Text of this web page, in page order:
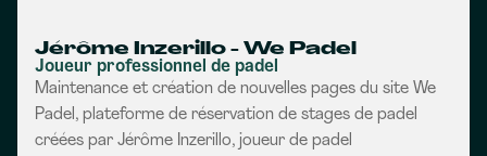
Jérôme Inzerillo - We Padel
Joueur professionnel de padel
Maintenance et création de nouvelles pages du site We
Padel, plateforme de réservation de stages de padel
créées par Jérôme Inzerillo, joueur de padel